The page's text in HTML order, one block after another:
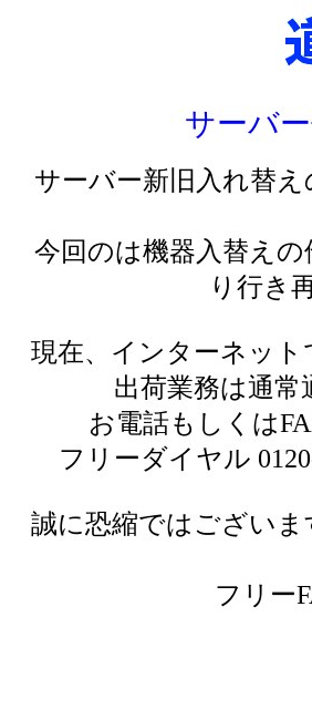
サーバ
サーバー新旧入れ替
今回のは機器入替え
り行き
現在、インターネッ
出荷業務は通
お電話もしくは
フリーダイヤル
誠に恐縮ではござい
フリー